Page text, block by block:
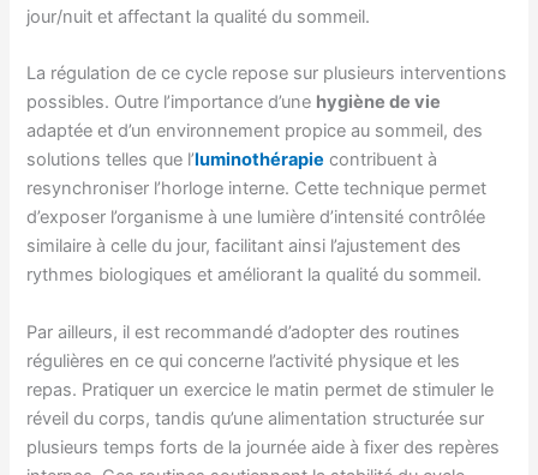
jour/nuit et affectant la qualité du sommeil.
La régulation de ce cycle repose sur plusieurs interventions
possibles. Outre l’importance d’une hygiène de vie
adaptée et d’un environnement propice au sommeil, des
solutions telles que l’luminothérapie contribuent à
resynchroniser l’horloge interne. Cette technique permet
d’exposer l’organisme à une lumière d’intensité contrôlée
similaire à celle du jour, facilitant ainsi l’ajustement des
rythmes biologiques et améliorant la qualité du sommeil.
Par ailleurs, il est recommandé d’adopter des routines
régulières en ce qui concerne l’activité physique et les
repas. Pratiquer un exercice le matin permet de stimuler le
réveil du corps, tandis qu’une alimentation structurée sur
plusieurs temps forts de la journée aide à fixer des repères